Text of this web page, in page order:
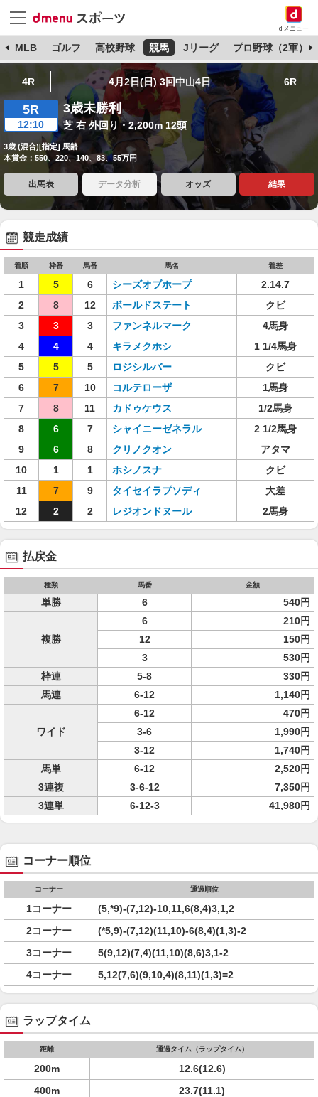
dメニュー
MLB ゴルフ 高校野球 競馬 Jリーグ プロ野球（2軍）
4R 4月2日(日) 3回中山4日 6R
5R
12:10
3歳未勝利
芝 右 外回り・2,200m 12頭
3歳 (混合)[指定] 馬齢
本賞金：550、220、140、83、55万円
出馬表 データ分析 オッズ 結果
競走成績
着順 枠番 馬番 馬名 着差
1 5 6 シーズオブホープ
2.14.7
2
8 12 ボールドステート
クビ
3
3 3 ファンネルマーク
4馬身
4
4 4 キラメクホシ
1 1/4馬身
5
5 5 ロジシルバー
クビ
6
7 10 コルテローザ
1馬身
7
8 11 カドゥケウス
1/2馬身
8
6 7 シャイニーゼネラル
2 1/2馬身
9
6 8 クリノクオン
アタマ
10
1 1 ホシノスナ
クビ
11
7 9 タイセイラプソディ
大差
12
2 2 レジオンドヌール 2馬身
払戻金
種類 馬番 金額
単勝 6 540円
複勝
6
210円
12
150円
3
530円
枠連
5-8
330円
馬連
6-12 1,140円
ワイド
6-12
470円
3-6
1,990円
3-12
1,740円
馬単
6-12
2,520円
3連複
3-6-12
7,350円
3連単
6-12-3 41,980円
コーナー順位
コーナー 通過順位
1コーナー
(5,*9)-(7,12)-10,11,6(8,4)3,1,2
2コーナー
(*5,9)-(7,12)(11,10)-6(8,4)(1,3)-2
3コーナー
5(9,12)(7,4)(11,10)(8,6)3,1-2
4コーナー
5,12(7,6)(9,10,4)(8,11)(1,3)=2
ラップタイム
距離 通過タイム（ラップタイム）
200m
12.6(12.6)
400m
23.7(11.1)